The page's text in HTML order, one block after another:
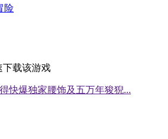
险
下载该游戏
快爆独家腰饰及五万年狻猊...